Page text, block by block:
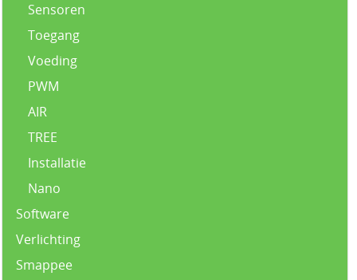
Sensoren
Toegang
Voeding
PWM
AIR
TREE
Installatie
Nano
Software
Verlichting
Smappee